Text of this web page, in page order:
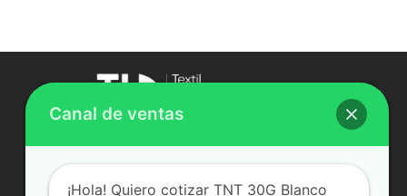
tapicería, cortinaje y ropa de trabajo.
Nosotros Equipo de Venta Terreno
Canal de ventas
¡Hola! Quiero cotizar TNT 30G Blanco